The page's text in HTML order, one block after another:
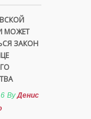
МОЖЕТ
ЗАКОН
ByДенис